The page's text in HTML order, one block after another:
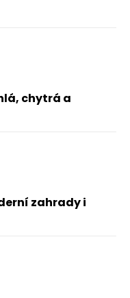
chytrá a
zahrady i